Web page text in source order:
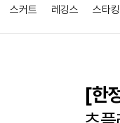
스커트 레깅스 스타킹
[한